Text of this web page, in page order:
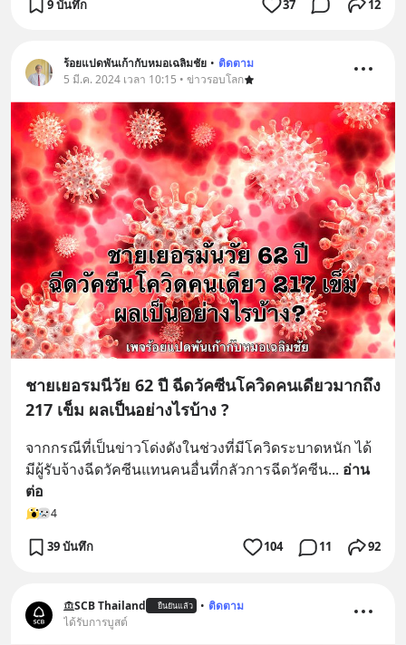
9 บันทึก 37 12
ร้อยแปดพันเก้ากับหมอเฉลิมชัย • ติดตาม
5 มี.ค. 2024 เวลา 10:15 • ข่าวรอบโลก
ชายเยอรมนีวัย 62 ปี ฉีดวัคซีนโควิดคนเดียวมากถึง
217 เข็ม ผลเป็นอย่างไรบ้าง ?
จากกรณีที่เป็นข่าวโด่งดังในช่วงที่มีโควิดระบาดหนัก ได้
มีผู้รับจ้างฉีดวัคซีนแทนคนอื่นที่กลัวการฉีดวัคซีน... อ่าน
ต่อ
4
39 บันทึก 104 11 92
SCB Thailand ยืนยันแล้ว • ติดตาม
ได้รับการบูสต์